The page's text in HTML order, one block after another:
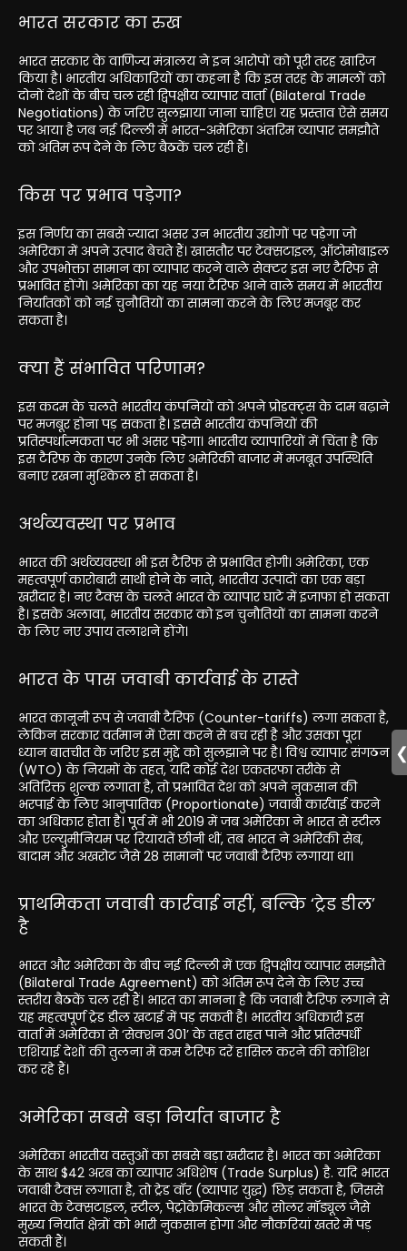
भारत सरकार का रुख
भारत सरकार के वाणिज्य मंत्रालय ने इन आरोपों को पूरी तरह खारिज
किया है। भारतीय अधिकारियों का कहना है कि इस तरह के मामलों को
दोनों देशों के बीच चल रही द्विपक्षीय व्यापार वार्ता (Bilateral Trade
Negotiations) के जरिए सुलझाया जाना चाहिए। यह प्रस्ताव ऐसे समय
पर आया है जब नई दिल्ली में भारत-अमेरिका अंतरिम व्यापार समझौते
को अंतिम रूप देने के लिए बैठकें चल रही हैं।
किस पर प्रभाव पड़ेगा?
इस निर्णय का सबसे ज्यादा असर उन भारतीय उद्योगों पर पड़ेगा जो
अमेरिका में अपने उत्पाद बेचते हैं। खासतौर पर टेक्सटाइल, ऑटोमोबाइल
और उपभोक्ता सामान का व्यापार करने वाले सेक्टर इस नए टैरिफ से
प्रभावित होंगे। अमेरिका का यह नया टैरिफ आने वाले समय में भारतीय
निर्यातकों को नई चुनौतियों का सामना करने के लिए मजबूर कर
सकता है।
क्या हैं संभावित परिणाम?
इस कदम के चलते भारतीय कंपनियों को अपने प्रोडक्ट्स के दाम बढ़ाने
पर मजबूर होना पड़ सकता है। इससे भारतीय कंपनियों की
प्रतिस्पर्धात्मकता पर भी असर पड़ेगा। भारतीय व्यापारियों में चिंता है कि
इस टैरिफ के कारण उनके लिए अमेरिकी बाजार में मजबूत उपस्थिति
बनाए रखना मुश्किल हो सकता है।
अर्थव्यवस्था पर प्रभाव
भारत की अर्थव्यवस्था भी इस टैरिफ से प्रभावित होगी। अमेरिका, एक
महत्वपूर्ण कारोबारी साथी होने के नाते, भारतीय उत्पादों का एक बड़ा
खरीदार है। नए टैक्स के चलते भारत के व्यापार घाटे में इजाफा हो सकता
है। इसके अलावा, भारतीय सरकार को इन चुनौतियों का सामना करने
के लिए नए उपाय तलाशने होंगे।
भारत के पास जवाबी कार्यवाई के रास्ते
भारत कानूनी रूप से जवाबी टैरिफ (Counter-tariffs) लगा सकता है,
लेकिन सरकार वर्तमान में ऐसा करने से बच रही है और उसका पूरा
ध्यान बातचीत के जरिए इस मुद्दे को सुलझाने पर है। विश्व व्यापार संगठन
(WTO) के नियमों के तहत, यदि कोई देश एकतरफा तरीके से
अतिरिक्त शुल्क लगाता है, तो प्रभावित देश को अपने नुकसान की
भरपाई के लिए आनुपातिक (Proportionate) जवाबी कार्रवाई करने
का अधिकार होता है। पूर्व में भी 2019 में जब अमेरिका ने भारत से स्टील
और एल्युमीनियम पर रियायतें छीनी थीं, तब भारत ने अमेरिकी सेब,
बादाम और अखरोट जैसे 28 सामानों पर जवाबी टैरिफ लगाया था।
प्राथमिकता जवाबी कार्रवाई नहीं, बल्कि ‘ट्रेड डील’
है
भारत और अमेरिका के बीच नई दिल्ली में एक द्विपक्षीय व्यापार समझौते
(Bilateral Trade Agreement) को अंतिम रूप देने के लिए उच्च
स्तरीय बैठकें चल रही हैं। भारत का मानना है कि जवाबी टैरिफ लगाने से
यह महत्वपूर्ण ट्रेड डील खटाई में पड़ सकती है। भारतीय अधिकारी इस
वार्ता में अमेरिका से ‘सेक्शन 301’ के तहत राहत पाने और प्रतिस्पर्धी
एशियाई देशों की तुलना में कम टैरिफ दरें हासिल करने की कोशिश
कर रहे हैं।
अमेरिका सबसे बड़ा निर्यात बाजार है
अमेरिका भारतीय वस्तुओं का सबसे बड़ा खरीदार है। भारत का अमेरिका
के साथ $42 अरब का व्यापार अधिशेष (Trade Surplus) है. यदि भारत
जवाबी टैक्स लगाता है, तो ट्रेड वॉर (व्यापार युद्ध) छिड़ सकता है, जिससे
भारत के टेक्सटाइल, स्टील, पेट्रोकेमिकल्स और सोलर मॉड्यूल जैसे
मुख्य निर्यात क्षेत्रों को भारी नुकसान होगा और नौकरियां खतरे में पड़
सकती हैं।